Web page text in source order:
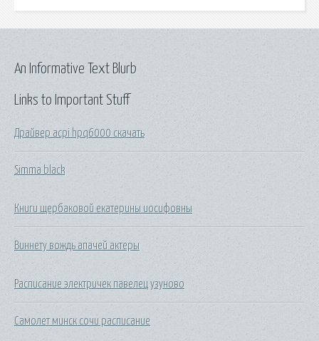
Links to Important Stuff
Драйвер acpi hpq6000 скачать
Simma black
Книги щербаковой екатерины иосифовны
Виннету вождь апачей актеры
Расписание электричек павелец узуново
Самолет минск сочи расписание
An Informative Text Blurb